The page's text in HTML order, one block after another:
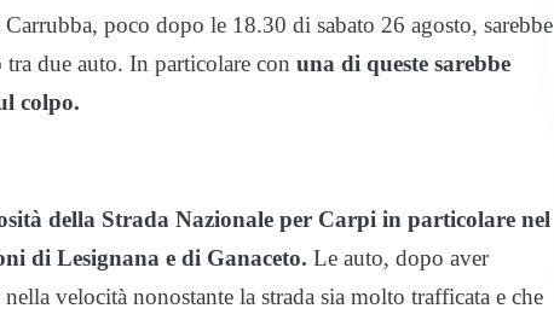
poco dopo le 18.30 di sabato 26 agosto, sarebbe
due auto. In particolare con una di queste sarebbe
colpo.
della Strada Nazionale per Carpi in particolare nel
di Lesignana e di Ganaceto. Le auto, dopo aver
velocità nonostante la strada sia molto trafficata e che